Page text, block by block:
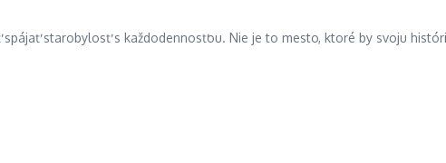
starobylosť s každodennosťou. Nie je to mesto, ktoré by svoju